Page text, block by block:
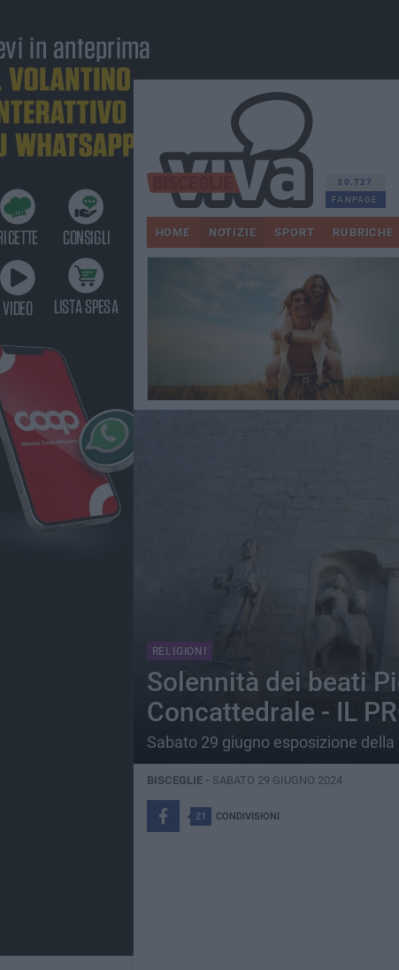
30.727
FANPAGE
HOME NOTIZIE SPORT RUBRICHE
RELIGIONI
Solennità dei beati
Concattedrale - IL
Sabato 29 giugno esposizione
BISCEGLIE - SABATO 29 GIUGNO 2024
21 CONDIVISIONI